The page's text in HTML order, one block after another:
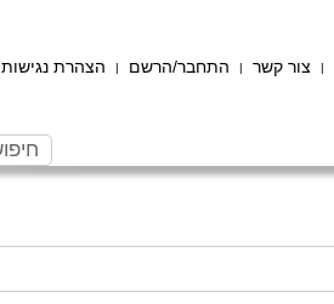
| צור קשר | התחבר/הרשם | הצהרת נגישות